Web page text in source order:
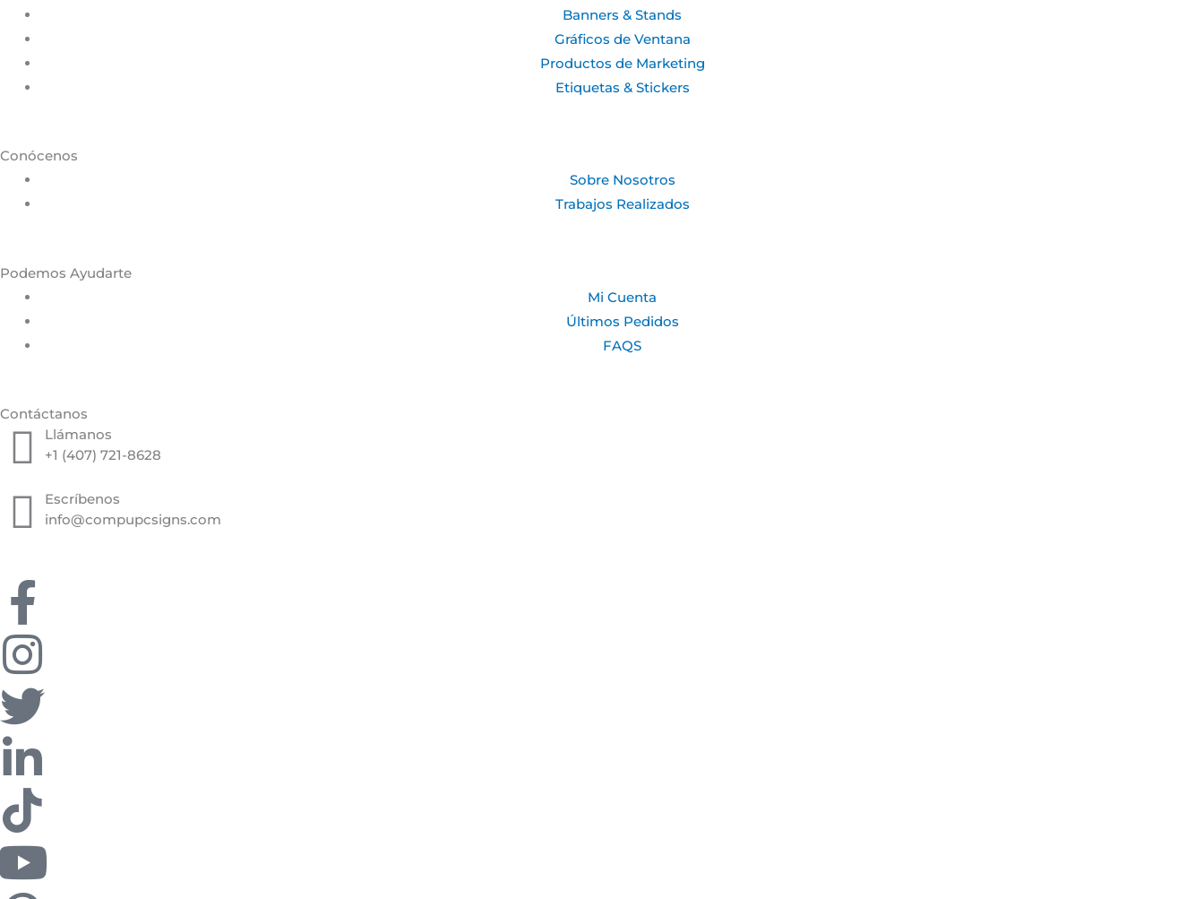
Banners & Stands
Gráficos de Ventana
Productos de Marketing
Etiquetas & Stickers
Conócenos
Sobre Nosotros
Trabajos Realizados
Podemos Ayudarte
Mi Cuenta
Últimos Pedidos
FAQS
Contáctanos
Llámanos
+1 (407) 721-8628
Escríbenos
info@compupcsigns.com